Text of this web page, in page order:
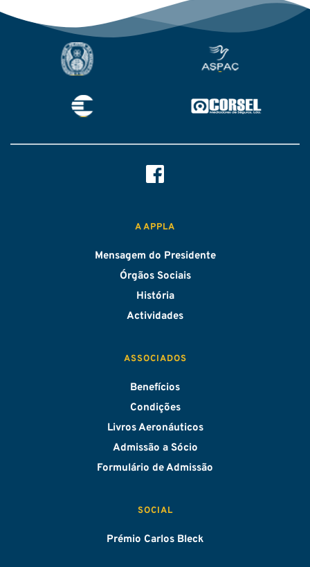
A APPLA
Mensagem do Presidente
Órgãos Sociais
História
Actividades
ASSOCIADOS
Benefícios
Condições
Livros Aeronáuticos
Admissão a Sócio
Formulário de Admissão
SOCIAL
Prémio Carlos Bleck